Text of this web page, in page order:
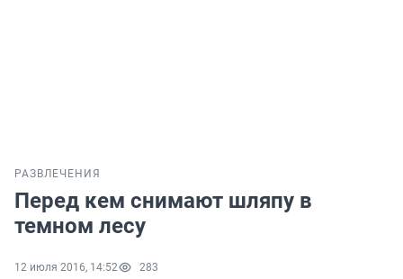
РАЗВЛЕЧЕНИЯ
Перед кем снимают шляпу в
темном лесу
12 июля 2016, 14:52 283